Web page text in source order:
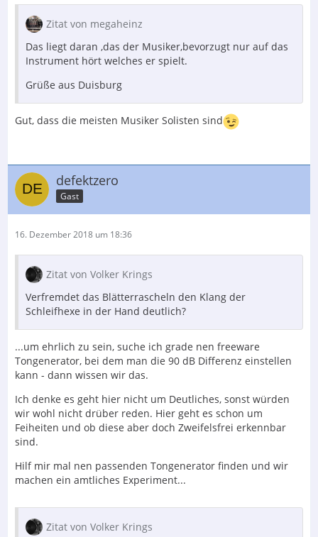
Zitat von megaheinz
Das liegt daran ,das der Musiker,bevorzugt nur auf das
Instrument hört welches er spielt.
Grüße aus Duisburg
Gut, dass die meisten Musiker Solisten sind
defektzero
Gast
16. Dezember 2018 um 18:36
Zitat von Volker Krings
Verfremdet das Blätterrascheln den Klang der
Schleifhexe in der Hand deutlich?
...um ehrlich zu sein, suche ich grade nen freeware
Tongenerator, bei dem man die 90 dB Differenz einstellen
kann - dann wissen wir das.
Ich denke es geht hier nicht um Deutliches, sonst würden
wir wohl nicht drüber reden. Hier geht es schon um
Feiheiten und ob diese aber doch Zweifelsfrei erkennbar
sind.
Hilf mir mal nen passenden Tongenerator finden und wir
machen ein amtliches Experiment...
Zitat von Volker Krings